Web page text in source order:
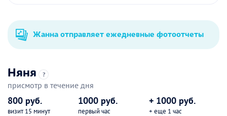
Жанна отправляет ежедневные фотоотчеты
Няня ?
присмотр в течение дня
800 руб.
визит 15 минут
1000 руб.
первый час
+ 1000 руб.
+ еще 1 час